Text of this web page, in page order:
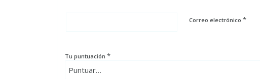
Correo electrónico *
Tu puntuación *